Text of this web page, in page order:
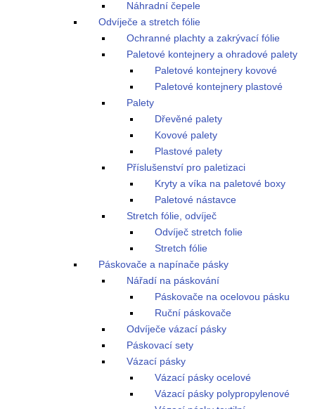
Náhradní čepele
Odvíječe a stretch fólie
Ochranné plachty a zakrývací fólie
Paletové kontejnery a ohradové palety
Paletové kontejnery kovové
Paletové kontejnery plastové
Palety
Dřevěné palety
Kovové palety
Plastové palety
Příslušenství pro paletizaci
Kryty a víka na paletové boxy
Paletové nástavce
Stretch fólie, odvíječ
Odvíječ stretch folie
Stretch fólie
Páskovače a napínače pásky
Nářadí na páskování
Páskovače na ocelovou pásku
Ruční páskovače
Odvíječe vázací pásky
Páskovací sety
Vázací pásky
Vázací pásky ocelové
Vázací pásky polypropylenové